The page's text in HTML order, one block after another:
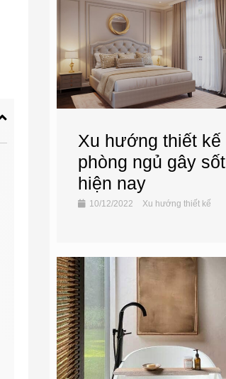
Xu hướng thiết kế
phòng ngủ gây sốt
hiện nay
10/12/2022 Xu hướng thiết kế